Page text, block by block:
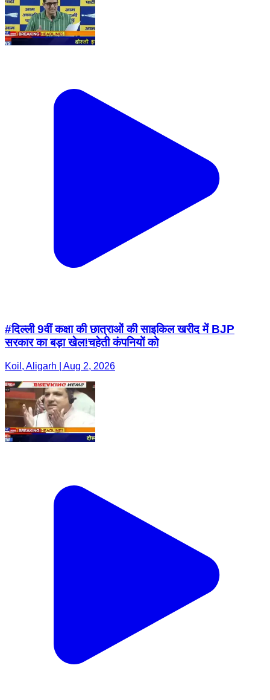
#दिल्ली 9वीं कक्षा की छात्राओं की साइकिल खरीद में BJP
सरकार का बड़ा खेल!चहेती कंपनियों को
Koil, Aligarh | Aug 2, 2026